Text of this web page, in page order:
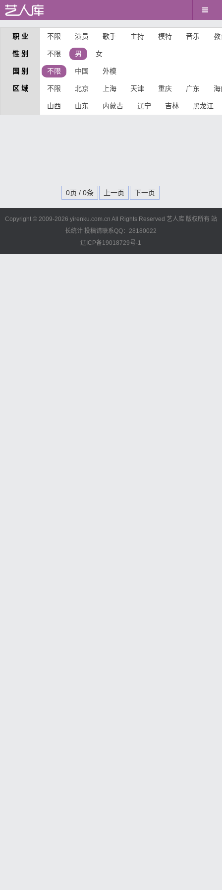
职 业 不限 演员 歌手 主持 模特 音乐 教
性 别 不限 男 女
国 别 不限 中国 外模
区 域 不限 北京 上海 天津 重庆 广东 海
山西 山东 内蒙古 辽宁 吉林 黑龙江
0页 / 0条 上一页 下一页
Copyright © 2009-2026 yirenku.com.cn All Rights Reserved 艺人库 版权所有 站
长统计 投稿请联系QQ：28180022
辽ICP备19018729号-1